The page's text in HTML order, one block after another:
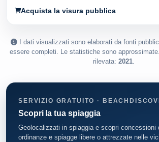
Acquista la visura pubblica
I dati visualizzati sono elaborati da fonti
essere completi. Le statistiche sono
rilevata: 2021
SERVIZIO GRATUITO ·
Scopri la tua spiaggia
Geolocalizzati in spiaggia e scopri concessioni
ordinanze e spiagge libere o attrezzate nelle